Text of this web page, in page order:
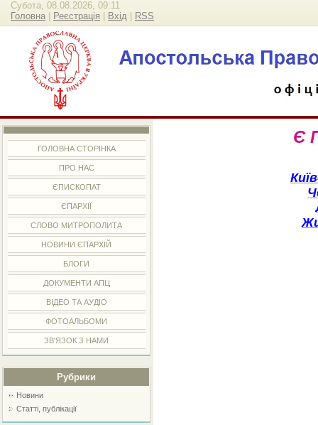
Субота, 08.08.2026, 09:11
Головна
Реєстрація Вхід RSS
ГОЛОВНА СТОРІНКА
ПРО НАС
ЄПИСКОПАТ
ЄПАРХІЇ
СЛОВО МИТРОПОЛИТА
НОВИНИ ЄПАРХІЙ
БЛОГИ
ДОКУМЕНТИ АПЦ
ВІДЕО ТА АУДІО
ФОТОАЛЬБОМИ
ЗВ'ЯЗОК З НАМИ
Рубрики
Новини
Статті, публікації
Є